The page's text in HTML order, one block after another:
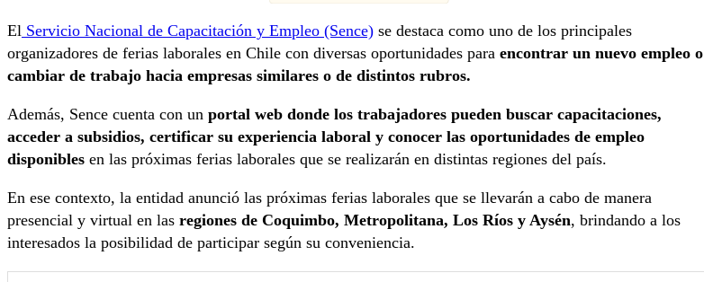
El Servicio Nacional de Capacitación y Empleo (Sence) se destaca como uno de los principales
organizadores de ferias laborales en Chile con diversas oportunidades para encontrar un nuevo empleo o
cambiar de trabajo hacia empresas similares o de distintos rubros.
Además, Sence cuenta con un portal web donde los trabajadores pueden buscar capacitaciones,
acceder a subsidios, certificar su experiencia laboral y conocer las oportunidades de empleo
disponibles en las próximas ferias laborales que se realizarán en distintas regiones del país.
En ese contexto, la entidad anunció las próximas ferias laborales que se llevarán a cabo de manera
presencial y virtual en las regiones de Coquimbo, Metropolitana, Los Ríos y Aysén, brindando a los
interesados la posibilidad de participar según su conveniencia.